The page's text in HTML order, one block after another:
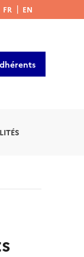
FR EN